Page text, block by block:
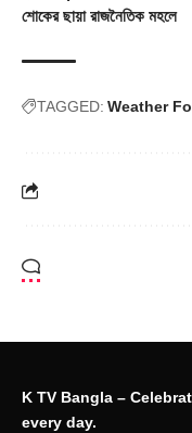
শোকের ছায়া রাজনৈতিক মহলে
TAGGED: Weather
K TV Bangla –
every day.